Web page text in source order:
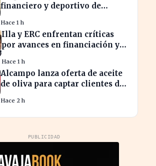
financiero y deportivo de
Hace 1 h
Illa y ERC enfrentan críticas
por avances en financiación y
Hace 1 h
Alcampo lanza oferta de aceite
de oliva para captar clientes de
Hace 2 h
PUBLICIDAD